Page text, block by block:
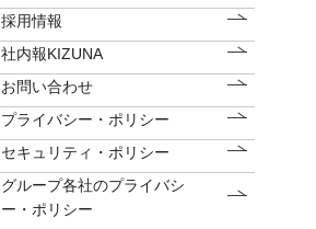
採用情報
社内報KIZUNA
お問い合わせ
プライバシー・ポリシー
セキュリティ・ポリシー
グループ各社のプライバシ
ー・ポリシー